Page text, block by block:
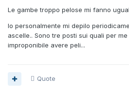
Le gambe troppo pelose mi fanno
Io personalmente mi depilo
ascelle.. Sono tre posti sui quali per
improponibile avere peli...
Quote